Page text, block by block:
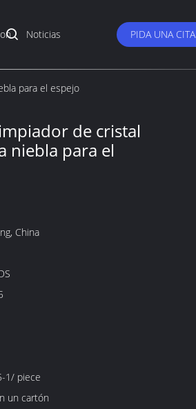
Noticias PIDA UNA CITA
para el espejo
de cristal
niebla para el
China
1/ piece
un cartón